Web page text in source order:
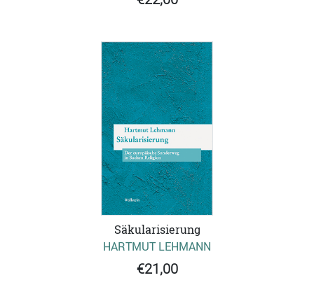
Säkularisierung
HARTMUT LEHMANN
€21,00